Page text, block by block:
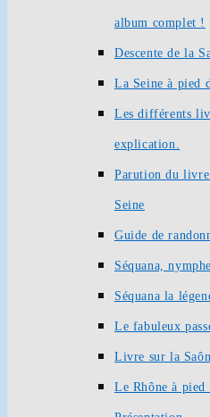
album complet !
Descente de la
La Seine à pied
Les différents
explication.
Parution du
Seine
Guide de
Séquana,
Séquana la
Le fabuleux
Livre sur la
Le Rhône à